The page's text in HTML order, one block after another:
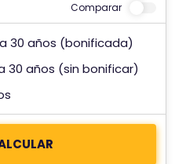
Comparar
30 años (bonificada)
30 años (sin bonificar)